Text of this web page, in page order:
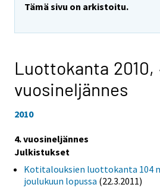
Tämä sivu on arkistoitu.
Luottokanta 2010,
vuosineljännes
2010
4. vuosineljännes
Julkistukset
Kotitalouksien luottokanta 104
joulukuun lopussa (22.3.2011)